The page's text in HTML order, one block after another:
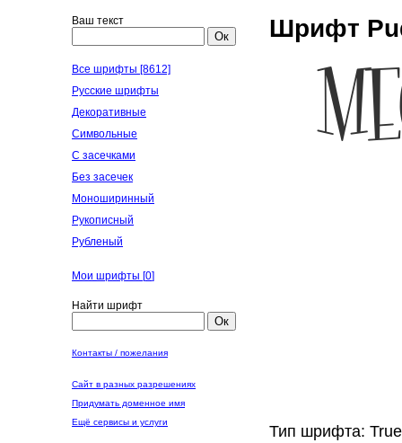
Ваш текст
Ок
Все шрифты [8612]
Русские шрифты
Декоративные
Символьные
С засечками
Без засечек
Моноширинный
Рукописный
Рубленый
Мои шрифты [0]
Найти шрифт
Ок
Контакты / пожелания
Сайт в разных разрешениях
Придумать доменное имя
Ещё сервисы и услуги
Шрифт
Тип шрифта: